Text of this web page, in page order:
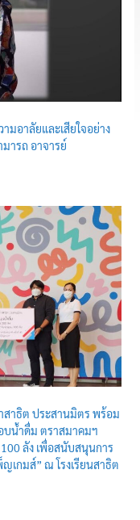
มอาลัยและเสียใจอย่าง
ารถ อาจารย์
าธิต ประสานมิตร พร้อม
บน้ำดื่ม ตราสมาคมฯ
ลัง เพื่อสนับสนุนการ
เกมส์” ณ โรงเรียนสาธิต